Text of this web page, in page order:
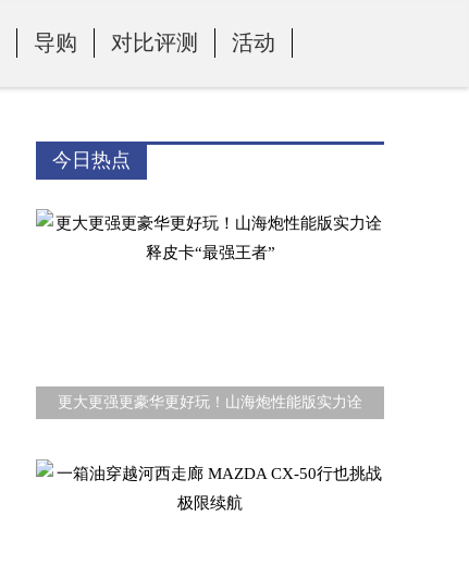
导购 对比评测 活动
今日热点
更大更强更豪华更好玩！山海炮性能版实力诠